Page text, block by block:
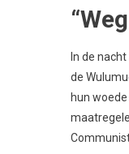
In de
de
hun